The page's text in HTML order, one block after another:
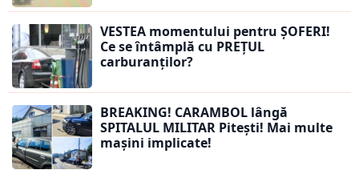
VESTEA momentului pentru ȘOFERI!
Ce se întâmplă cu PREȚUL
carburanților?
BREAKING! CARAMBOL lângă
SPITALUL MILITAR Pitești! Mai multe
mașini implicate!